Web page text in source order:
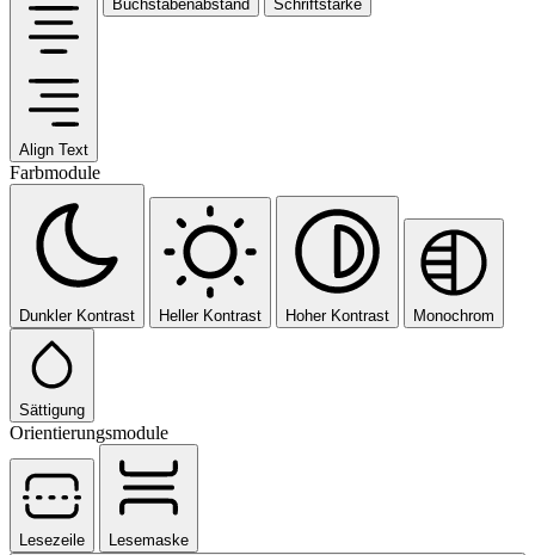
Align Text
Buchstabenabstand Schriftstärke
Farbmodule
Dunkler Kontrast Heller Kontrast Hoher Kontrast Monochrom
Sättigung
Orientierungsmodule
Lesezeile
Lesemaske